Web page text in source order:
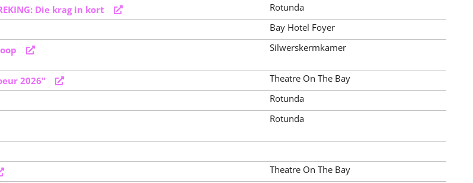
Die krag in kort
Rotunda
Bay Hotel Foyer
Silwerskermkamer
2026"
Theatre On The Bay
Rotunda
Rotunda
Theatre On The Bay